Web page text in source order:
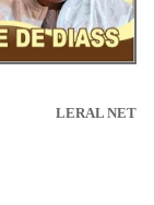
LERAL NET